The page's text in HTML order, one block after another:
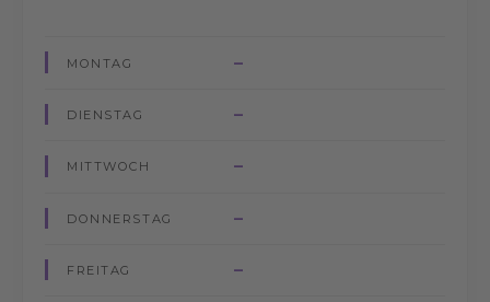
MONTAG –
DIENSTAG –
MITTWOCH –
DONNERSTAG –
FREITAG –